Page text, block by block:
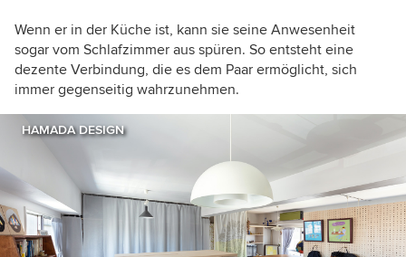
Wenn er in der Küche ist, kann sie seine Anwesenheit
sogar vom Schlafzimmer aus spüren. So entsteht eine
dezente Verbindung, die es dem Paar ermöglicht, sich
immer gegenseitig wahrzunehmen.
HAMADA DESIGN